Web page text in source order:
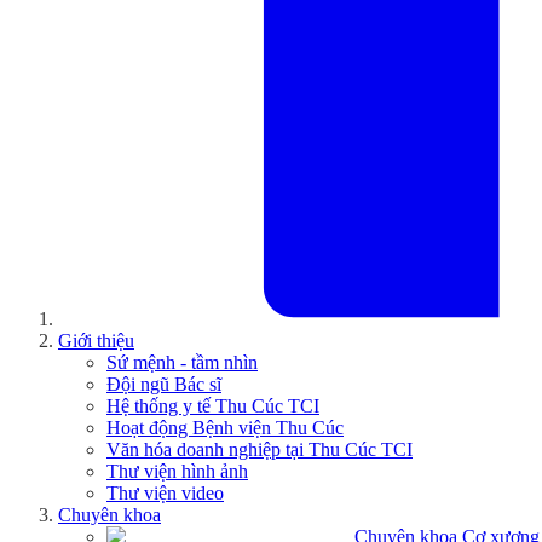
Giới thiệu
Sứ mệnh - tầm nhìn
Đội ngũ Bác sĩ
Hệ thống y tế Thu Cúc TCI
Hoạt động Bệnh viện Thu Cúc
Văn hóa doanh nghiệp tại Thu Cúc TCI
Thư viện hình ảnh
Thư viện video
Chuyên khoa
Chuyên khoa Cơ